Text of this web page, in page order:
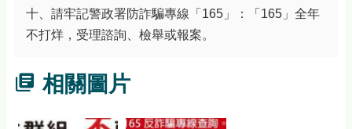
十、請牢記警政署防詐騙專線「165」：「165」全年
不打烊，受理諮詢、檢舉或報案。
相關圖片